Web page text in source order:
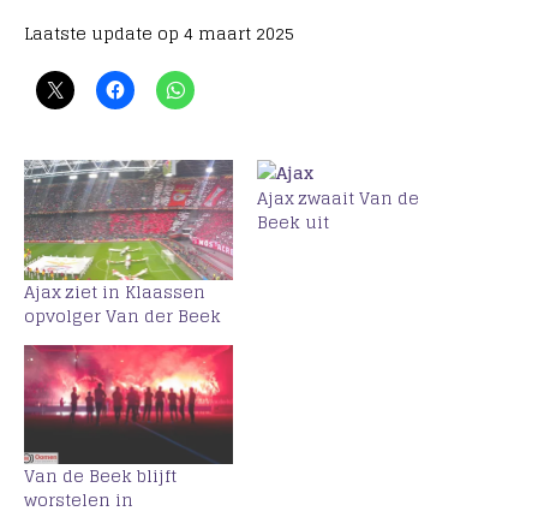
Laatste update op 4 maart 2025
Ajax ziet in Klaassen
opvolger Van der Beek
Ajax zwaait Van de
Beek uit
Van de Beek blijft
worstelen in